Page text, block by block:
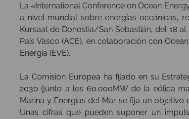
La «International Conference on Ocean
a nivel mundial sobre energías oceánicas,
Kursaal de Donostia/San Sebastián, del 18
País Vasco (ACE), en colaboración con
Energía (EVE).
La Comisión Europea ha fijado en su
2030 (junto a los 60.000MW de la eólica
Marina y Energías del Mar se fija un
Unas cifras que pueden suponer un